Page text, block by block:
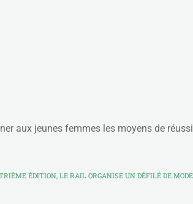
aux jeunes femmes les moyens de